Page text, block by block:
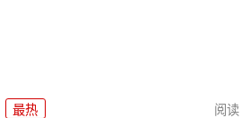
最热 阅读